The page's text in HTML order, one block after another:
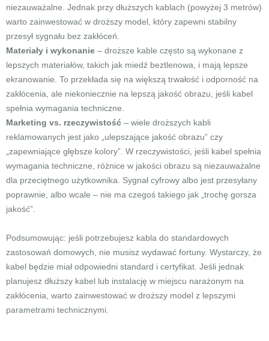
niezauważalne. Jednak przy dłuższych kablach (powyżej 3 metrów)
warto zainwestować w droższy model, który zapewni stabilny
przesył sygnału bez zakłóceń.
Materiały i wykonanie – droższe kable często są wykonane z
lepszych materiałów, takich jak miedź beztlenowa, i mają lepsze
ekranowanie. To przekłada się na większą trwałość i odporność na
zakłócenia, ale niekoniecznie na lepszą jakość obrazu, jeśli kabel
spełnia wymagania techniczne.
Marketing vs. rzeczywistość – wiele droższych kabli
reklamowanych jest jako „ulepszające jakość obrazu” czy
„zapewniające głębsze kolory”. W rzeczywistości, jeśli kabel spełnia
wymagania techniczne, różnice w jakości obrazu są niezauważalne
dla przeciętnego użytkownika. Sygnał cyfrowy albo jest przesyłany
poprawnie, albo wcale – nie ma czegoś takiego jak „trochę gorsza
jakość”.
Podsumowując: jeśli potrzebujesz kabla do standardowych
zastosowań domowych, nie musisz wydawać fortuny. Wystarczy, że
kabel będzie miał odpowiedni standard i certyfikat. Jeśli jednak
planujesz dłuższy kabel lub instalację w miejscu narażonym na
zakłócenia, warto zainwestować w droższy model z lepszymi
parametrami technicznymi.